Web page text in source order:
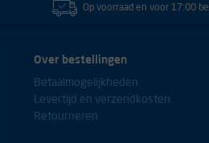
makkelijk in gebruik
Op voorraad en voor 17:00
Over bestellingen
Betaalmogelijkheden
Levertijd en verzendkosten
Retourneren